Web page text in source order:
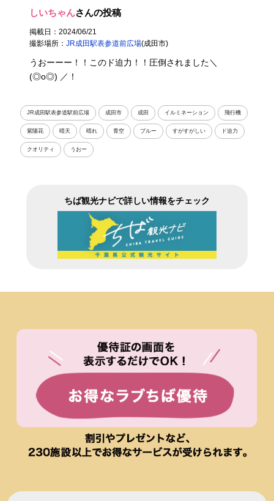
しいちゃんさんの投稿
掲載日：2024/06/21
撮影場所：JR成田駅表参道前広場(成田市)
うおーーー！！このド迫力！！圧倒されました＼
(◎o◎) ／！
JR成田駅表参道駅前広場 成田市 成田 イルミネーション 飛行機
紫陽花 晴天 晴れ 青空 ブルー すがすがしい ド迫力
クオリティ うおー
ちば観光ナビで詳しい情報をチェック